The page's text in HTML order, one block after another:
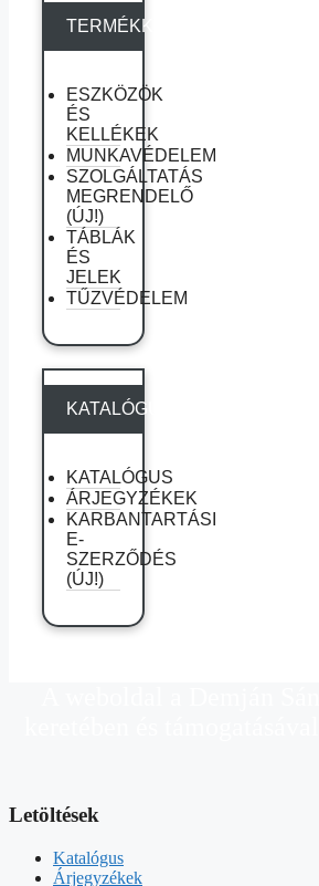
TERMÉKKATEGÓRIÁK
ESZKÖZÖK
ÉS
KELLÉKEK
MUNKAVÉDELEM
SZOLGÁLTATÁS
MEGRENDELŐ
(ÚJ!)
TÁBLÁK
ÉS
JELEK
TŰZVÉDELEM
KATALÓGUSAINK
KATALÓGUS
ÁRJEGYZÉKEK
KARBANTARTÁSI
E-
SZERZŐDÉS
(ÚJ!)
Letöltések
Katalógus
Árjegyzékek